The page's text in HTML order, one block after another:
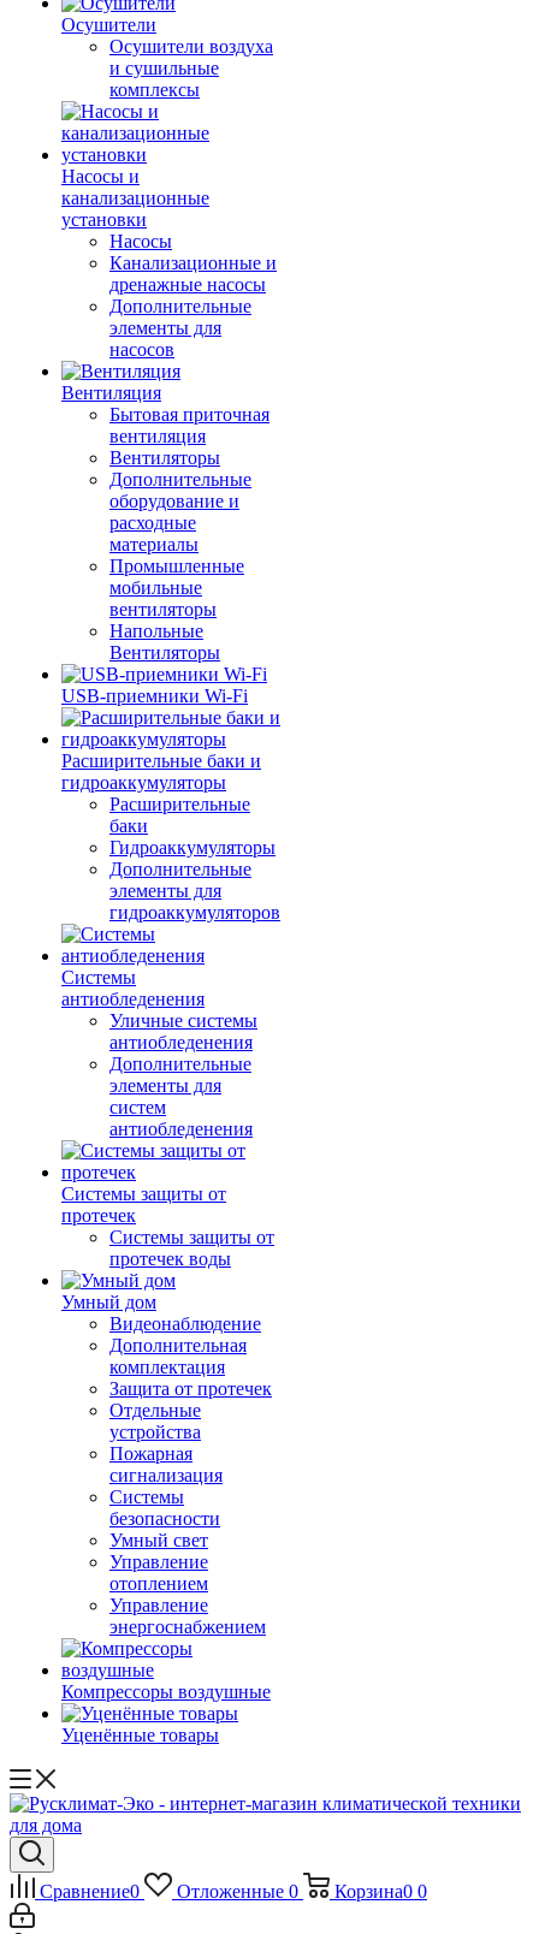
Осушители
Осушители воздуха
и сушильные
комплексы
Насосы и
канализационные
установки
Насосы
Канализационные и
дренажные насосы
Дополнительные
элементы для
насосов
Вентиляция
Бытовая приточная
вентиляция
Вентиляторы
Дополнительные
оборудование и
расходные
материалы
Промышленные
мобильные
вентиляторы
Напольные
Вентиляторы
USB-приемники Wi-Fi
Расширительные баки и
гидроаккумуляторы
Расширительные
баки
Гидроаккумуляторы
Дополнительные
элементы для
гидроаккумуляторов
Системы
антиобледенения
Уличные системы
антиобледенения
Дополнительные
элементы для
систем
антиобледенения
Системы защиты от
протечек
Системы защиты от
протечек воды
Умный дом
Видеонаблюдение
Дополнительная
комплектация
Защита от протечек
Отдельные
устройства
Пожарная
сигнализация
Системы
безопасности
Умный свет
Управление
отоплением
Управление
энергоснабжением
Компрессоры воздушные
Уценённые товары
Сравнение0 Отложенные 0 Корзина0 0